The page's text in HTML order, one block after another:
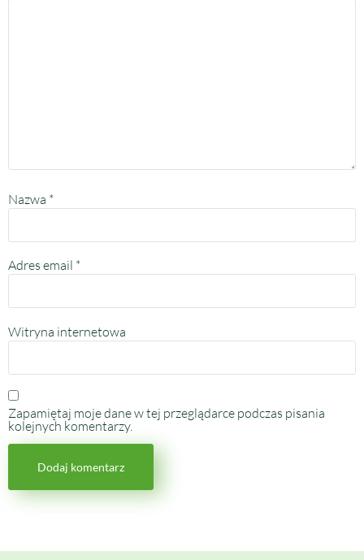
Nazwa *
Adres email *
Witryna internetowa
Zapamiętaj moje dane w tej przeglądarce podczas pisania
kolejnych komentarzy.